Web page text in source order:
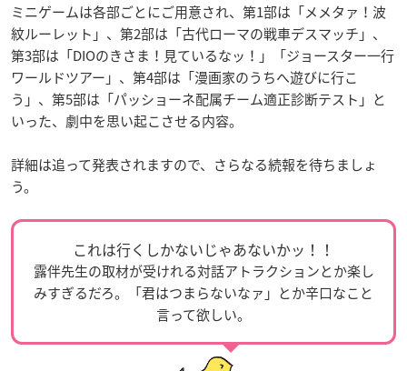
ミニゲームは各部ごとにご用意され、第1部は「メメタァ！波
紋ルーレット」、第2部は「古代ローマの戦車デスマッチ」、
第3部は「DIOのきさま！見ているなッ！」「ジョースター一行
ワールドツアー」、第4部は「漫画家のうちへ遊びに行こ
う」、第5部は「パッショーネ配属チーム適正診断テスト」と
いった、劇中を思い起こさせる内容。
詳細は追って発表されますので、さらなる続報を待ちましょ
う。
これは行くしかないじゃあないかッ！！
露伴先生の取材が受けれる対話アトラクションとか楽し
みすぎるだろ。「君はつまらないなァ」とか辛口なこと
言って欲しい。